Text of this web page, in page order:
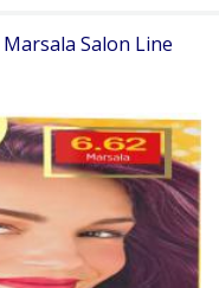
Salon Line